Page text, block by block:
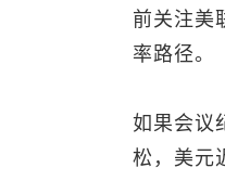
前关注美
率路径。
如果会议
松，美元